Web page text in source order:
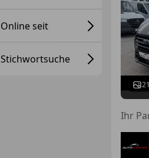
Online seit
Stichwortsuche
Ihr